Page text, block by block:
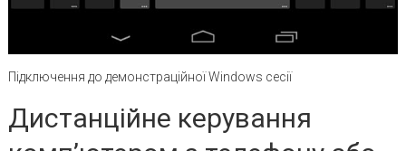
Підключення до демонстраційної Windows сесії
Дистанційне керування